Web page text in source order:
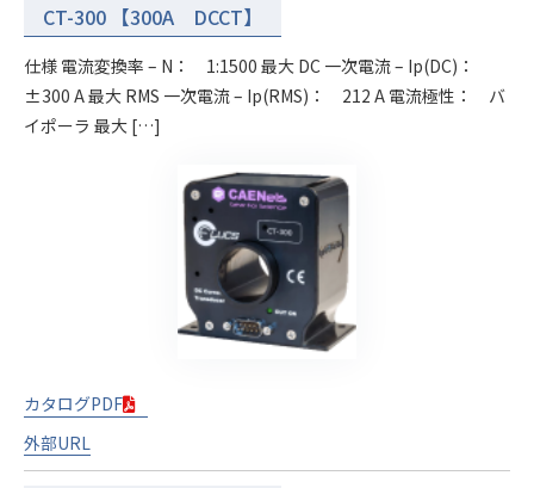
CT-300 【300A DCCT】
仕様 電流変換率 – N： 1:1500 最大 DC 一次電流 – Ip(DC)：
±300 A 最大 RMS 一次電流 – Ip(RMS)： 212 A 電流極性： バ
イポーラ 最大 […]
カタログPDF
外部URL